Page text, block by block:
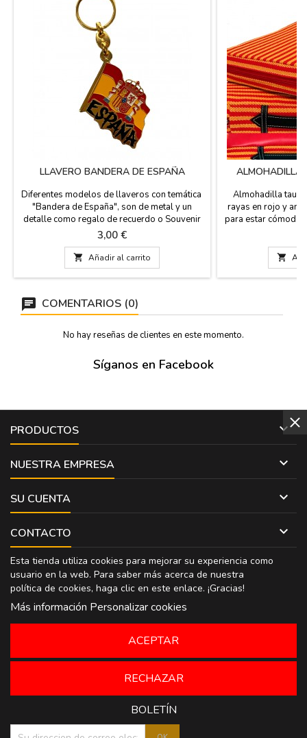
LLAVERO BANDERA DE ESPAÑA
Diferentes modelos de llaveros con temática
"Bandera de España", son de metal y un
detalle como regalo de recuerdo o Souvenir
de tu viaje a Madrid. Regalos para eventos,
grupos de viaje o llevar como recuerdo a tus
amigos y familiares. Modelos: Bandera de
España, Escudo de España, Mapa de España,
España.
Precio
3,00 €
 Añadir al carrito
ALMOHADILLA
Almohadilla
rayas en rojo y
para estar cómodo
de manta
rojo, tiene el
Lavable en
mejor calidad en

COMENTARIOS (0)
No hay reseñas de clientes en este momento.
Síganos en Facebook
PRODUCTOS 
NUESTRA EMPRESA 
SU CUENTA 
CONTACTO 
Esta tienda utiliza cookies para mejorar su experiencia como
usuario en la web. Para saber más acerca de nuestra
política de cookies, haga clic en este enlace. ¡Gracias!
Más información Personalizar cookies
RECHAZAR
ACEPTAR
BOLETÍN